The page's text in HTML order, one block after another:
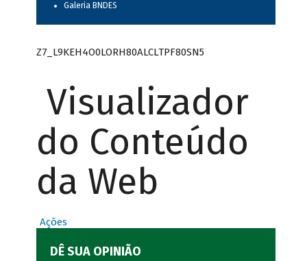
Galeria BNDES
Z7_L9KEH4O0LORH80ALCLTPF80SN5
Visualizador
do Conteúdo
da Web
Ações
DÊ SUA OPINIÃO